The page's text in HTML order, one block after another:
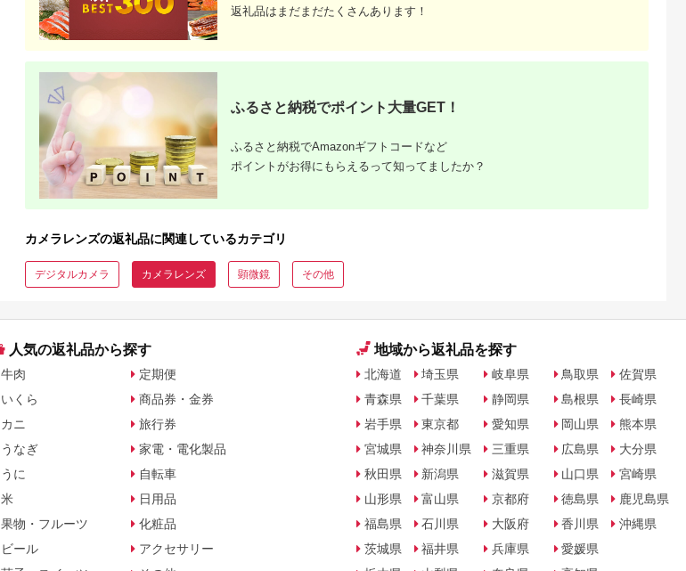
返礼品はまだまだたくさんあります！
ふるさと納税でポイント大量GET！
ふるさと納税でAmazonギフトコードなど
ポイントがお得にもらえるって知ってましたか？
カメラレンズの返礼品に関連しているカテゴリ
デジタルカメラ カメラレンズ 顕微鏡 その他
人気の返礼品から探す
牛肉
いくら
カニ
うなぎ
うに
米
果物・フルーツ
ビール
定期便
商品券・金券
旅行券
家電・電化製品
自転車
日用品
化粧品
アクセサリー
地域から返礼品を探す
北海道
青森県
岩手県
宮城県
秋田県
山形県
福島県
茨城県
埼玉県
千葉県
東京都
神奈川県
新潟県
富山県
石川県
福井県
岐阜県
静岡県
愛知県
三重県
滋賀県
京都府
大阪府
兵庫県
鳥取県
島根県
岡山県
広島県
山口県
徳島県
香川県
愛媛県
佐賀県
長崎県
熊本県
大分県
宮崎県
鹿児島県
沖縄県